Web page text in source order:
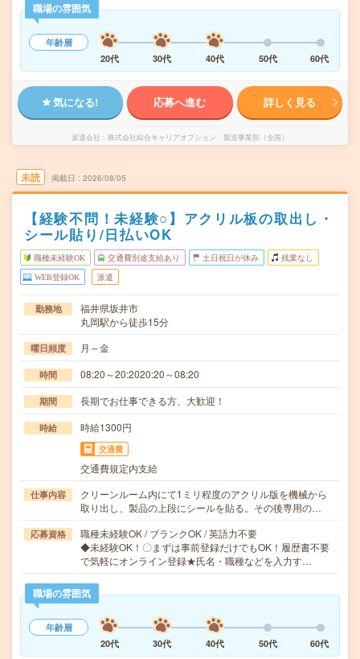
職場の雰囲気
年齢層
20代
30代 40代 50代 60代
気になる! 応募へ進む 詳しく見る
派遣会社 株式会社綜合キャリアオプション 製造事業部（全国）
未読 掲載日 2026/08/05
【経験不問！未経験○】アクリル板の取出し・
シール貼り/日払いOK
職種未経験OK 交通費別途支給あり 土日祝日が休み 残業なし
WEB登録OK 派遣
勤務地
福井県坂井市
丸岡駅から徒歩15分
曜日頻度 月～金
時間 08:20～20:2020:20～08:20
期間 長期でお仕事できる方、大歓迎！
時給 時給1300円
交通費
交通費規定内支給
仕事内容
クリーンルーム内にて1ミリ程度のアクリル版を機械から
取り出し、製品の上段にシールを貼る。その後専用の…
応募資格
職種未経験OK / ブランクOK / 英語力不要
◆未経験OK！〇まずは事前登録だけでもOK！履歴書不要
で気軽にオンライン登録★氏名・職種などを入力す…
職場の雰囲気
年齢層
20代
30代 40代 50代 60代